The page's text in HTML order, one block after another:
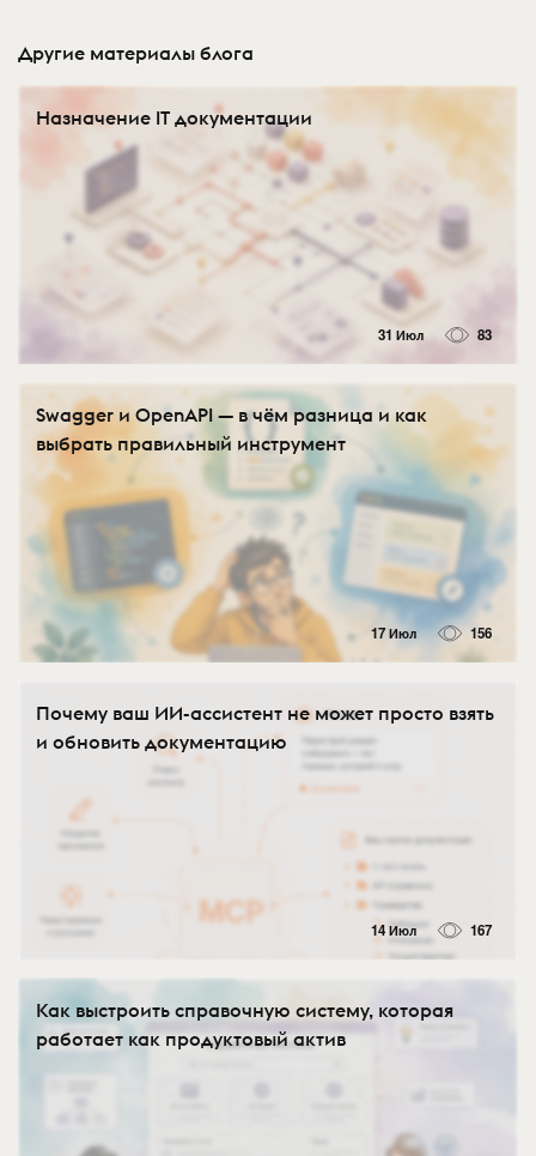
Другие материалы блога
Назначение IT документации
31 Июл 83
Swagger и OpenAPI — в чём разница и как
выбрать правильный инструмент
17 Июл 156
Почему ваш ИИ-ассистент не может просто взять
и обновить документацию
14 Июл 167
Как выстроить справочную систему, которая
работает как продуктовый актив